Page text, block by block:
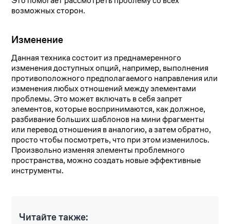
возможных сторон.
Изменение
Данная техника состоит из преднамеренного
изменения доступных опций, например, выполнения
противоположного предполагаемого направления или
изменения любых отношений между элементами
проблемы. Это может включать в себя запрет
элементов, которые воспринимаются, как должное,
разбивание больших шаблонов на мини фрагменты
или перевод отношения в аналогию, а затем обратно,
просто чтобы посмотреть, что при этом изменилось.
Произвольно изменяя элементы проблемного
пространства, можно создать новые эффективные
инструменты.
Читайте также: